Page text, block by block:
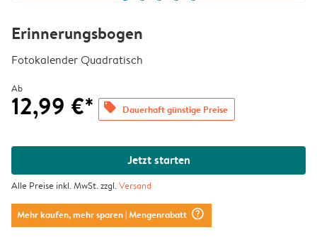
Erinnerungsbogen
Fotokalender Quadratisch
Ab
12,99 €* offers Dauerhaft günstige Preise
Jetzt starten
Alle Preise inkl. MwSt. zzgl.Versand
Mehr kaufen, mehr sparen| Mengenrabatt question_mark_circle